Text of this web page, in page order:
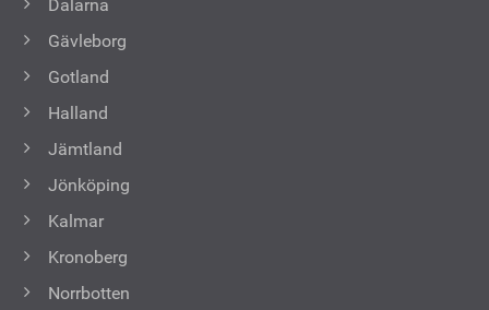
Dalarna
Gävleborg
Gotland
Halland
Jämtland
Jönköping
Kalmar
Kronoberg
Norrbotten